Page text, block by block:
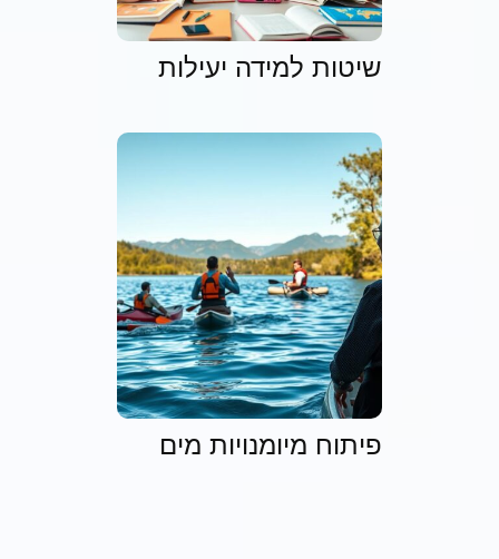
שיטות למידה יעילות
פיתוח מיומנויות מים